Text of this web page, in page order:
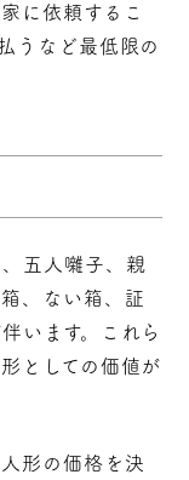
に依頼するこ
うなど最低限の
五人囃子、親
、ない箱、証
います。これら
としての価値が
形の価格を決